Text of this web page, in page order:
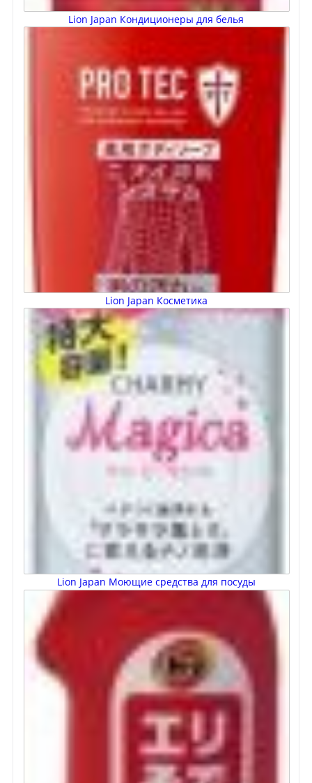
Lion Japan Кондиционеры для белья
Lion Japan Косметика
Lion Japan Моющие средства для посуды